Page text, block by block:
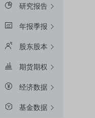
研究报告
年报季报
股东股本
期货期权
经济数据
基金数据